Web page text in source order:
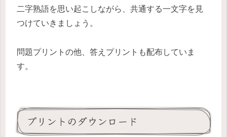
二字熟語を思い起こしながら、共通する一文字を見
つけていきましょう。
問題プリントの他、答えプリントも配布していま
す。
プリントのダウンロード